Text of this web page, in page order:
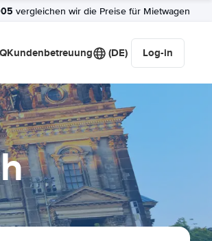
vergleichen wir die Preise für Mietwagen
Kundenbetreuung (DE) Log-in